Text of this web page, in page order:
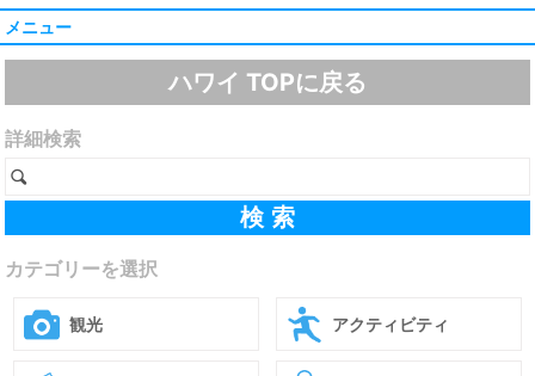
メニュー
ハワイ TOPに戻る
詳細検索
カテゴリーを選択
観光 アクティビティ